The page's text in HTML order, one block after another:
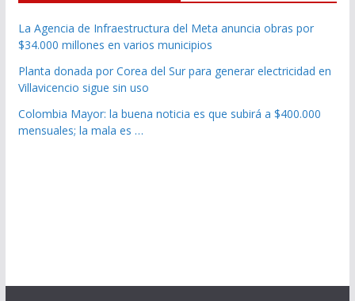
La Agencia de Infraestructura del Meta anuncia obras por
$34.000 millones en varios municipios
Planta donada por Corea del Sur para generar electricidad en
Villavicencio sigue sin uso
Colombia Mayor: la buena noticia es que subirá a $400.000
mensuales; la mala es …